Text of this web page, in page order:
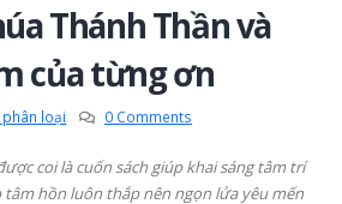
Thánh Thần và
của từng ơn
phân loại 0 Comments
coi là cuốn sách giúp khai sáng tâm trí
hồn luôn thắp nên ngọn lửa yêu mến